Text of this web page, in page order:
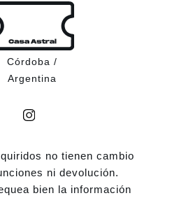
Córdoba /
Argentina
no tienen cambio
ni devolución.
bien la información